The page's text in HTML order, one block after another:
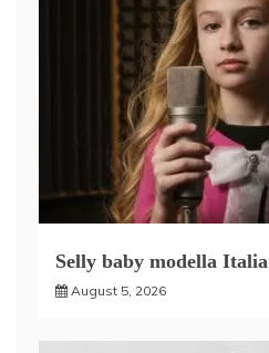
Selly baby modella Italia
August 5, 2026